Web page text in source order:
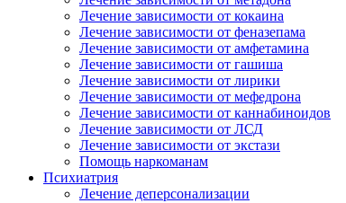
Лечение зависимости от кокаина
Лечение зависимости от феназепама
Лечение зависимости от амфетамина
Лечение зависимости от гашиша
Лечение зависимости от лирики
Лечение зависимости от мефедрона
Лечение зависимости от каннабиноидов
Лечение зависимости от ЛСД
Лечение зависимости от экстази
Помощь наркоманам
Психиатрия
Лечение деперсонализации